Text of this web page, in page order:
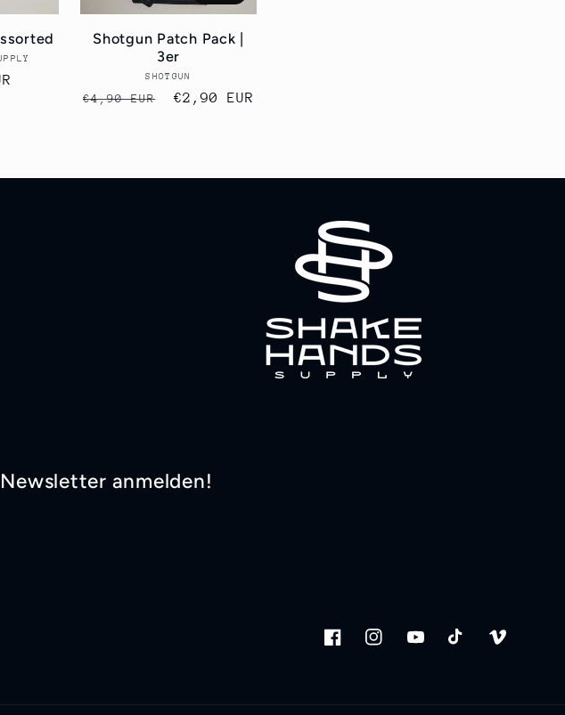
Shotgun Patch Pack |
3er
Anbieter:
SHOTGUN
Normaler
€4,90 EUR Verkaufspreis
€2,90 EUR
anmelden!
FacebookInstagramYouTubeTikTok Vimeo